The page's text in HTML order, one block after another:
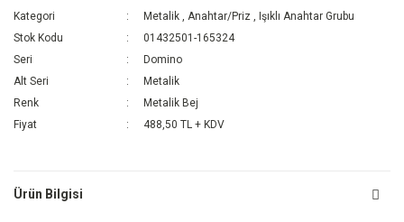
Kategori Metalik ,Anahtar/Priz , Işıklı Anahtar Grubu
Stok Kodu
01432501-165324
Seri
Domino
Alt Seri
Metalik
Renk
Metalik Bej
Fiyat
488,50 TL + KDV
Ürün Bilgisi